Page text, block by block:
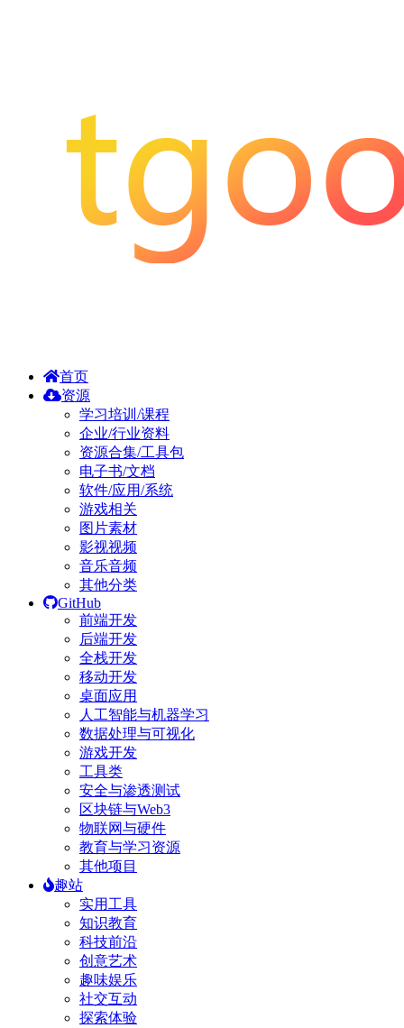
首页
资源
学习培训/课程
企业/行业资料
资源合集/工具包
电子书/文档
软件/应用/系统
游戏相关
图片素材
影视视频
音乐音频
其他分类
GitHub
前端开发
后端开发
全栈开发
移动开发
桌面应用
人工智能与机器学习
数据处理与可视化
游戏开发
工具类
安全与渗透测试
区块链与Web3
物联网与硬件
教育与学习资源
其他项目
趣站
实用工具
知识教育
科技前沿
创意艺术
趣味娱乐
社交互动
探索体验